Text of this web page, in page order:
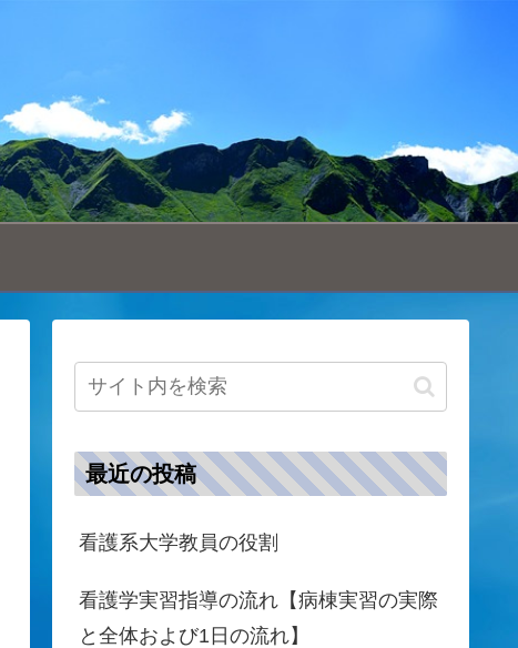
最近の投稿
看護系大学教員の役割
看護学実習指導の流れ【病棟実習の実際
と全体および1日の流れ】